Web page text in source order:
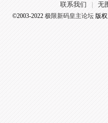
联系我们 无
©2003-2022 极限新码皇主论坛版权